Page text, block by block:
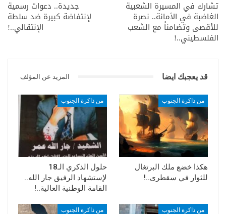
تشارك في المسيرة الشعبية
الغاضبة في الأمانة.. نصرة
للأقصى وتضامناً مع الشعب
الفلسطيني..!
جديدة.. دعوات رسمية
لإنتفاضة كبيرة ضد سلطة
الإنتقالي..!
قد يعجبك ايضا المزيد عن المؤلف
من ذاكرة الجنوب
هكذا خضع ملك البرتغال
للثوار في سقطرى..!
من ذاكرة الجنوب
حلول الذكري الـ18
لإستشهاد الرفيق جار الله..
القامة الوطنية العالية..!
من ذاكرة الجنوب من ذاكرة الجنوب